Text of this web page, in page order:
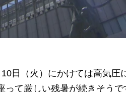
日（火）にかけては高気圧
て厳しい残暑が続きそうで